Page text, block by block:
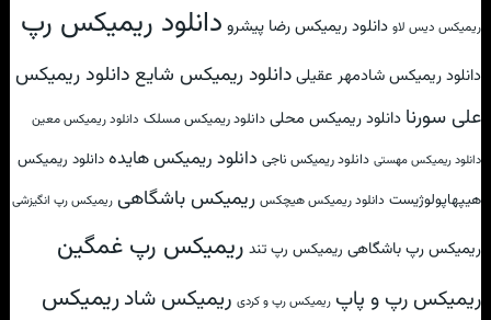
ریمیکس دیس لاو دانلود ریمیکس رضا پیشرو دانلود ریمیکس رپ
دانلود ریمیکس شادمهر عقیلیدانلود ریمیکس شایعدانلود ریمیکس
علی سورنا دانلود ریمیکس محلی دانلود ریمیکس مسلک دانلود ریمیکس معین
دانلود ریمیکس مهستی دانلود ریمیکس ناجی دانلود ریمیکس هایدهدانلود ریمیکس
هیپهاپولوژیست دانلود ریمیکس هیچکس ریمیکس باشگاهی ریمیکس رپ انگیزشی
ریمیکس رپ باشگاهی ریمیکس رپ تند ریمیکس رپ غمگین
ریمیکس رپ و پاپ ریمیکس رپ و کردی ریمیکس شادریمیکس